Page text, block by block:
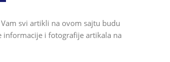
svi artikli na ovom sajtu budu
informacije i fotografije artikala na